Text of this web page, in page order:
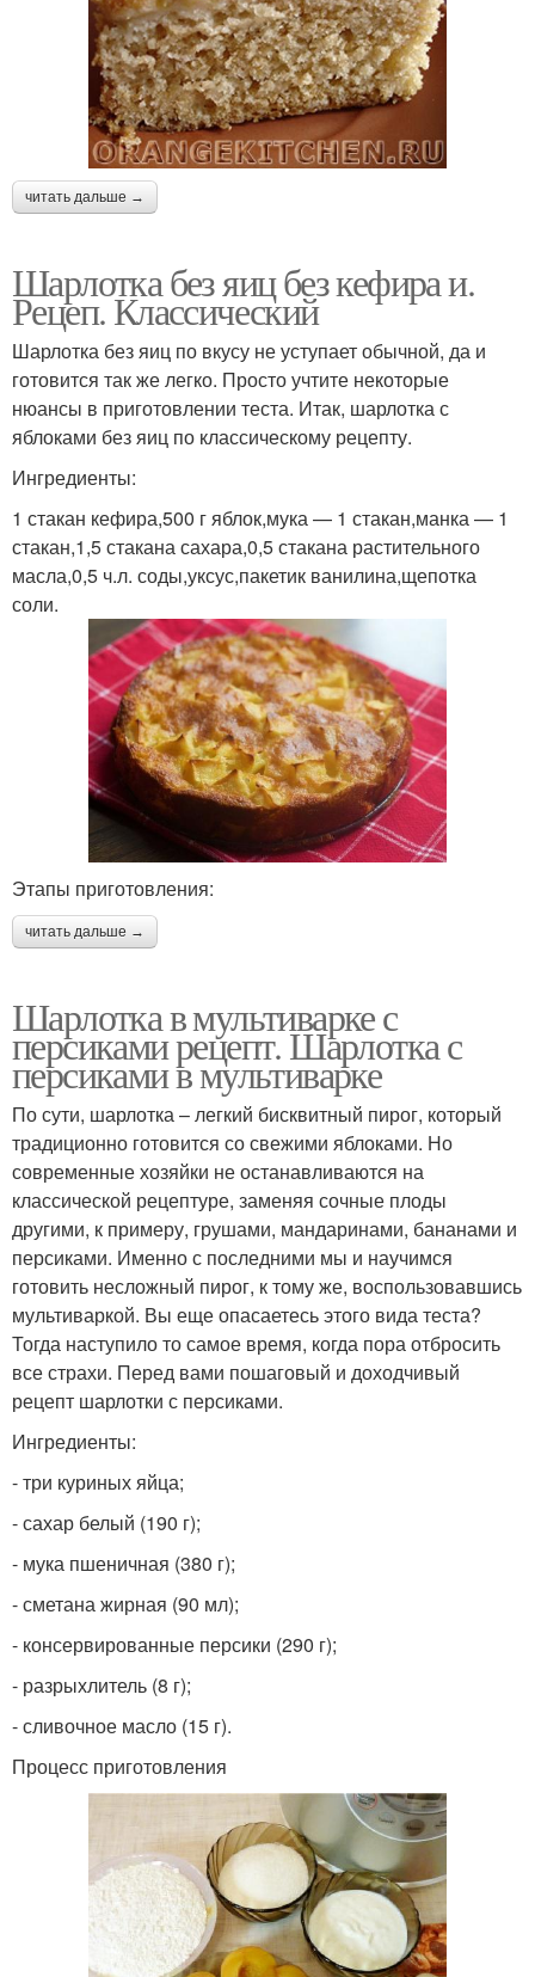
читать дальше →
Шарлотка без яиц без кефира и.
Рецеп. Классический
Шарлотка без яиц по вкусу не уступает обычной, да и
готовится так же легко. Просто учтите некоторые
нюансы в приготовлении теста. Итак, шарлотка с
яблоками без яиц по классическому рецепту.
Ингредиенты:
1 стакан кефира,500 г яблок,мука — 1 стакан,манка — 1
стакан,1,5 стакана сахара,0,5 стакана растительного
масла,0,5 ч.л. соды,уксус,пакетик ванилина,щепотка
соли.
Этапы приготовления:
читать дальше →
Шарлотка в мультиварке с
персиками рецепт. Шарлотка с
персиками в мультиварке
По сути, шарлотка – легкий бисквитный пирог, который
традиционно готовится со свежими яблоками. Но
современные хозяйки не останавливаются на
классической рецептуре, заменяя сочные плоды
другими, к примеру, грушами, мандаринами, бананами и
персиками. Именно с последними мы и научимся
готовить несложный пирог, к тому же, воспользовавшись
мультиваркой. Вы еще опасаетесь этого вида теста?
Тогда наступило то самое время, когда пора отбросить
все страхи. Перед вами пошаговый и доходчивый
рецепт шарлотки с персиками.
Ингредиенты:
- три куриных яйца;
- сахар белый (190 г);
- мука пшеничная (380 г);
- сметана жирная (90 мл);
- консервированные персики (290 г);
- разрыхлитель (8 г);
- сливочное масло (15 г).
Процесс приготовления